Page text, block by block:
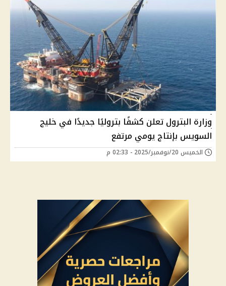
وزارة البترول تعلن كشفًا بتروليًا جديدًا في خليج
السويس بإنتاج يومي مرتفع
الخميس 20/نوفمبر/2025 - 02:33 م